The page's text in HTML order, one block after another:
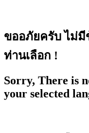
ขออภัยครับ ไม่
ท่านเลือก !
Sorry, There is
your selected